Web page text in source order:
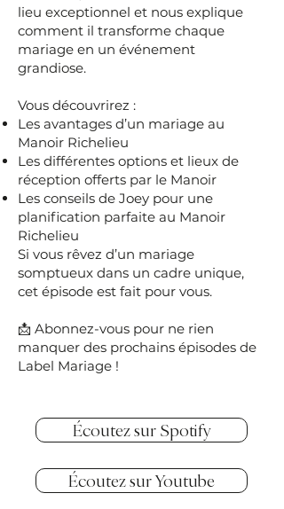
lieu exceptionnel et nous explique
comment il transforme chaque
mariage en un événement
grandiose.
Vous découvrirez :
Les avantages d’un mariage au
Manoir Richelieu
Les différentes options et lieux de
réception offerts par le Manoir
Les conseils de Joey pour une
planification parfaite au Manoir
Richelieu
Si vous rêvez d’un mariage
somptueux dans un cadre unique,
cet épisode est fait pour vous.
📩 Abonnez-vous pour ne rien
manquer des prochains épisodes de
Label Mariage !
Écoutez sur Spotify
Écoutez sur Youtube